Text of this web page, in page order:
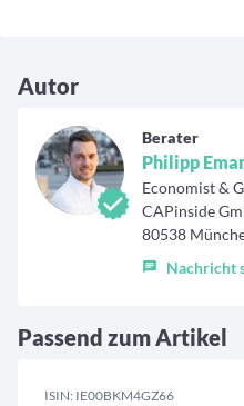
Autor
Berater
Philipp
Economist &
CAPinside
80538
Nachricht
Passend zum Artikel
ISIN: IE00BKM4GZ66